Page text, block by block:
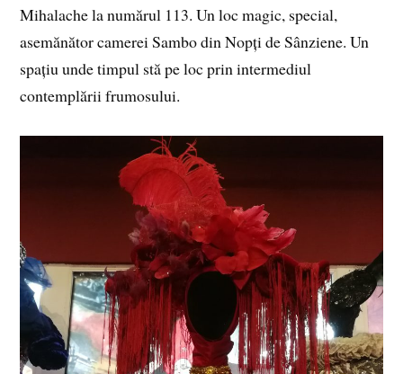
Mihalache la numărul 113. Un loc magic, special,
asemănător camerei Sambo din Nopți de Sânziene. Un
spațiu unde timpul stă pe loc prin intermediul
contemplării frumosului.